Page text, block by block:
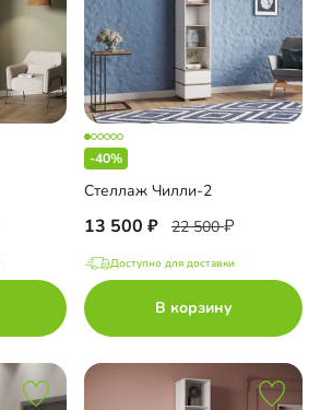
-40%
Стеллаж Чилли-2
13 500 22 500
Доступно для доставки
В корзину